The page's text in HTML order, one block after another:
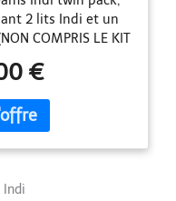
2 lits Indi et un
COMPRIS LE KIT
nous
l'un des côtés de
et l'assemblerons
jumeau. Le tissu
dépend du
actuellement. 5
€